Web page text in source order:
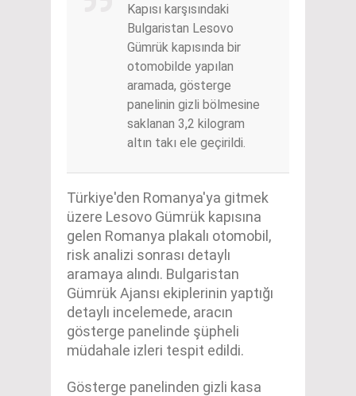
Kapısı karşısındaki
Bulgaristan Lesovo
Gümrük kapısında bir
otomobilde yapılan
aramada, gösterge
panelinin gizli bölmesine
saklanan 3,2 kilogram
altın takı ele geçirildi.
Türkiye'den Romanya'ya gitmek
üzere Lesovo Gümrük kapısına
gelen Romanya plakalı otomobil,
risk analizi sonrası detaylı
aramaya alındı. Bulgaristan
Gümrük Ajansı ekiplerinin yaptığı
detaylı incelemede, aracın
gösterge panelinde şüpheli
müdahale izleri tespit edildi.
Gösterge panelinden gizli kasa